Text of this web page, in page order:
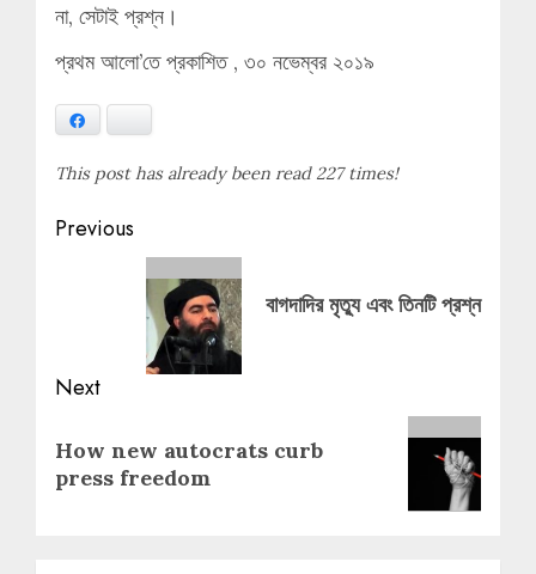
না, সেটাই প্রশ্ন।
প্রথম আলো’তে প্রকাশিত , ৩০ নভেম্বর ২০১৯
This post has already been read 227 times!
Post
navigation
Previous
বাগদাদির মৃত্যু এবং তিনটি প্রশ্ন
Next
post:
How new autocrats curb
press freedom